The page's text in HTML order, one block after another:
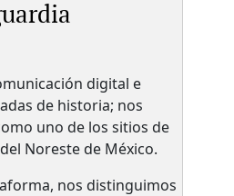
digital e
de historia; nos
uno de los sitios de
Noreste de México.
nos distinguimos